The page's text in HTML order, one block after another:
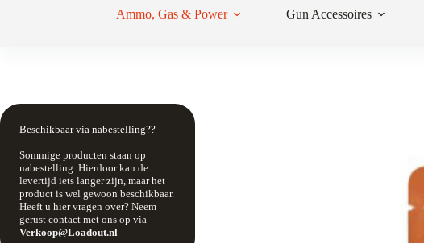
Ammo, Gas & Power Gun Accessoires
Beschikbaar via nabestelling??
Sommige producten staan op
nabestelling. Hierdoor kan de
levertijd iets langer zijn, maar het
product is wel gewoon beschikbaar.
Heeft u hier vragen over? Neem
gerust contact met ons op via
Verkoop@Loadout.nl